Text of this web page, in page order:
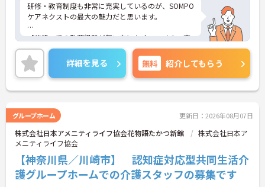
研修・教育制度も非常に充実しているのが、SOMPO
ケアネクストの最大の魅力だと思います。
「施設」での勤務経験が無い方にもオススメの、充
実の受け入れ態勢が完備されています。2016年4月
に東京都港区の本社近くに「研修センター」がOPE
N！模擬施設となっており、全職種共通でリアルな
研修が受けられます。このような取り組みも業界で
は非常にめずらしいものとなっており、社員思いの
く働くにはオススメの環境です。
詳細を見る 無料 紹介してもらう
グループホーム 更新日：2026年08月07日
株式会社日本アメニティライフ協会花物語たかつ新館
株式会社日本ア
メニティライフ協会
【神奈川県／川崎市】 認知症対応型共同生活介
護グループホームでの介護スタッフの募集です